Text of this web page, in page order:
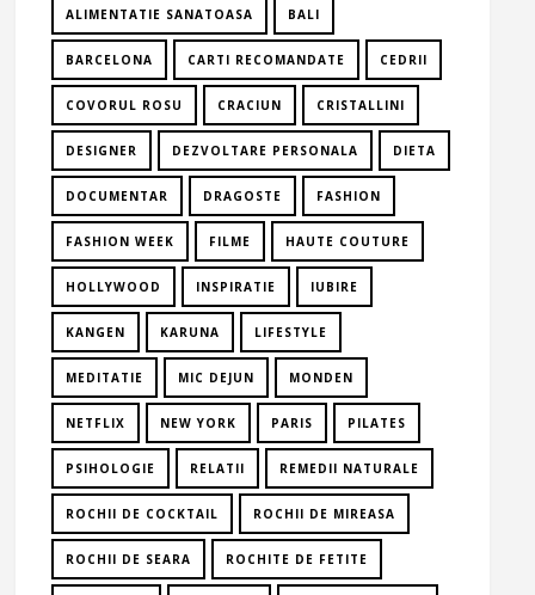
ALIMENTATIE SANATOASA BALI
BARCELONA CARTI RECOMANDATE CEDRII
COVORUL ROSU CRACIUN CRISTALLINI
DESIGNER DEZVOLTARE PERSONALA DIETA
DOCUMENTAR DRAGOSTE FASHION
FASHION WEEK FILME HAUTE COUTURE
HOLLYWOOD INSPIRATIE IUBIRE
KANGEN KARUNA LIFESTYLE
MEDITATIE MIC DEJUN MONDEN
NETFLIX NEW YORK PARIS PILATES
PSIHOLOGIE RELATII REMEDII NATURALE
ROCHII DE COCKTAIL ROCHII DE MIREASA
ROCHII DE SEARA ROCHITE DE FETITE